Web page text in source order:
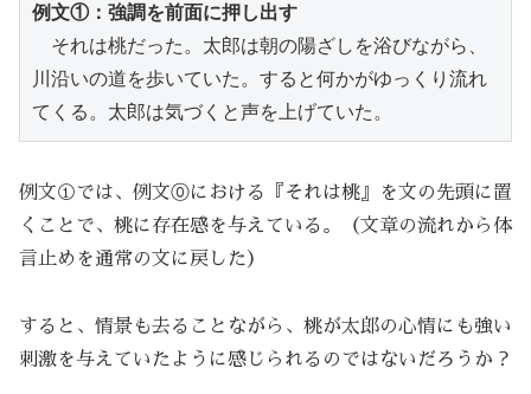
例文①：強調を前面に押し出す
それは桃だった。太郎は朝の陽ざしを浴びながら、
川沿いの道を歩いていた。すると何かがゆっくり流れ
てくる。太郎は気づくと声を上げていた。
例文①では、例文⓪における『それは桃』を文の先頭に置
くことで、桃に存在感を与えている。（文章の流れから体
言止めを通常の文に戻した）
すると、情景も去ることながら、桃が太郎の心情にも強い
刺激を与えていたように感じられるのではないだろうか？